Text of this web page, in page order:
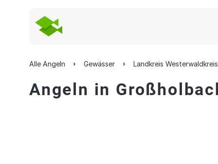
Alle Angeln Gewässer Landkreis Westerwaldkreis
Angeln in